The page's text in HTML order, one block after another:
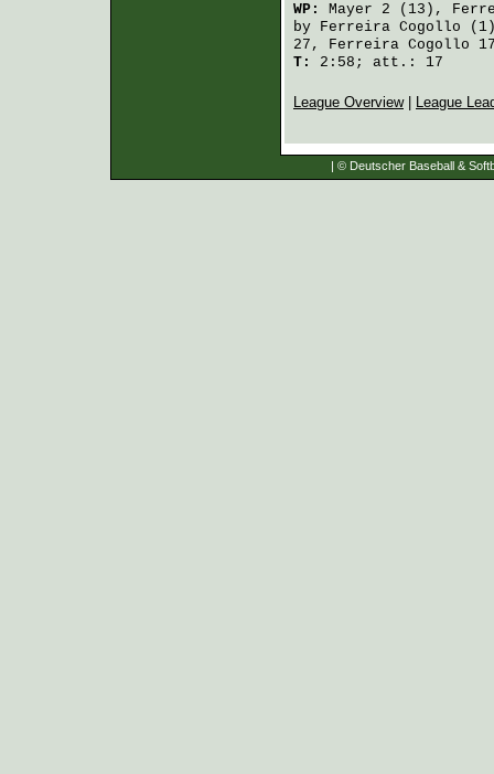
WP: Mayer 2 (13),
by Ferreira Cogollo
27, Ferreira Cogollo
T:
2:58; att.: 17
League Overview| League
| © Deutscher Baseball &